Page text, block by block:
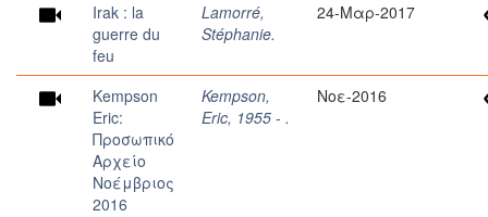
Irak : la
guerre du
feu
Lamorré,
Stéphanie.
24-Μαρ-2017
Kempson
Eric:
Προσωπικό
Αρχείο
Νοέμβριος
2016
Kempson,
Eric, 1955 - .
Νοε-2016